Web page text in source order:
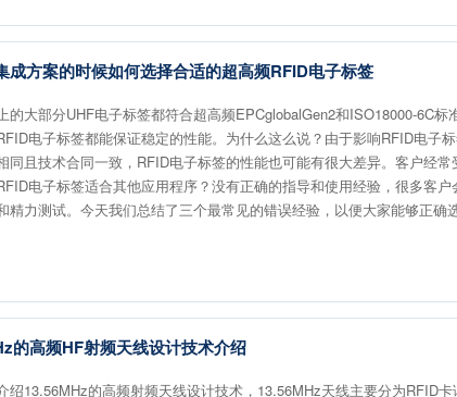
成方案的时候如何选择合适的超高频RFID电子标签
的大部分UHF电子标签都符合超高频EPCglobalGen2和ISO18000-6C标
电子标签都能保证稳定的性能。为什么这么说？由于影响RFID电子
同且技术合同一致，RFID电子标签的性能也可能有很大差异。客户经常
电子标签适合其他应用程序？没有正确的指导和使用经验，很多客
精力测试。今天我们总结了三个最常见的错误经验，以便大家能够正确
的高频HF射频天线设计技术介绍
绍13.56MHz的高频射频天线设计技术，13.56MHz天线主要分为RFID